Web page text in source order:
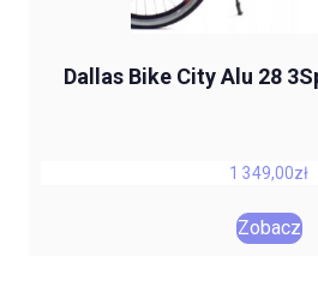
Dallas Bike City Alu 28
1 349,00zł
Zobacz